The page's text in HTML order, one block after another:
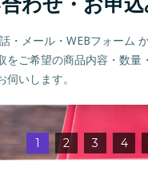
・メール・WEBフォーム
をご希望の商品内容・数量
伺いします。
1 2 3 4